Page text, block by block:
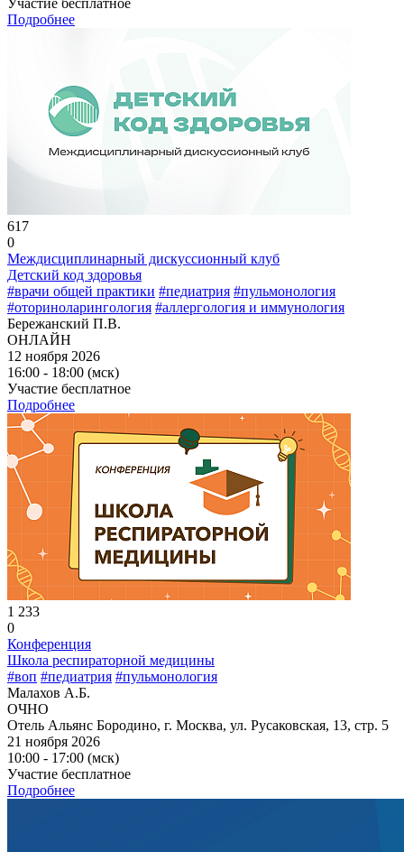
Подробнее
617
0
Междисциплинарный дискуссионный клуб
Детский код здоровья
#врачи общей практики #педиатрия #пульмонология
#оториноларингология #аллергология и иммунология
Бережанский П.В.
ОНЛАЙН
12 ноября 2026
16:00 - 18:00 (мск)
Участие бесплатное
Подробнее
1 233
0
Конференция
Школа респираторной медицины
#воп #педиатрия #пульмонология
Малахов А.Б.
ОЧНО
Отель Альянс Бородино, г. Москва, ул. Русаковская, 13, стр. 5
21 ноября 2026
10:00 - 17:00 (мск)
Участие бесплатное
Подробнее